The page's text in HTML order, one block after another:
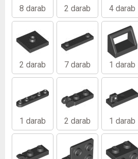
8 darab 2 darab 4 darab
2 darab 7 darab 1 darab
1 darab 2 darab 1 darab